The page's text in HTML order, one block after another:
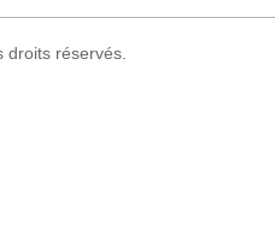
réservés.